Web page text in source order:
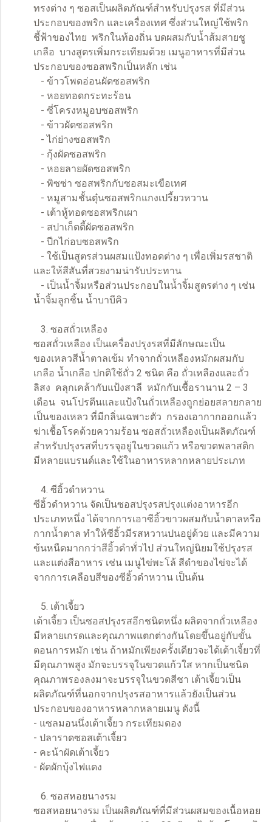
ทรงต่าง ๆ ซอสเป็นผลิตภัณฑ์สำหรับปรุงรส ที่มีส่วน
ประกอบของพริก และเครื่องเทศ ซึ่งส่วนใหญ่ใช้พริก
ชี้ฟ้าของไทย พริกในท้องถิ่น บดผสมกับน้ำส้มสายชู
เกลือ บางสูตรเพิ่มกระเทียมด้วย เมนูอาหารที่มีส่วน
ประกอบของซอสพริกเป็นหลัก เช่น
- ข้าวโพดอ่อนผัดซอสพริก
- หอยทอดกระทะร้อน
- ซี่โครงหมูอบซอสพริก
- ข้าวผัดซอสพริก
- ไก่ย่างซอสพริก
- กุ้งผัดซอสพริก
- หอยลายผัดซอสพริก
- พิซซ่า ซอสพริกกับซอสมะเขือเทศ
- หมูสามชั้นตุ๋นซอสพริกแกงเปรี้ยวหวาน
- เต้าหู้ทอดซอสพริกเผา
- สปาเก็ตตี้ผัดซอสพริก
- ปีกไก่อบซอสพริก
- ใช้เป็นสูตรส่วนผสมแป้งทอดต่าง ๆ เพื่อเพิ่มรสชาติ
และให้สีสันที่สวยงามน่ารับประทาน
- เป็นน้ำจิ้มหรือส่วนประกอบในน้ำจิ้มสูตรต่าง ๆ เช่น
น้ำจิ้มลูกชิ้น น้ำบาบีคิว
3. ซอสถั่วเหลือง
ซอสถั่วเหลือง เป็นเครื่องปรุงรสที่มีลักษณะเป็น
ของเหลวสีน้ำตาลเข้ม ทำจากถั่วเหลืองหมักผสมกับ
เกลือ น้ำเกลือ ปกติใช้ถั่ว 2 ชนิด คือ ถั่วเหลืองและถั่ว
ลิสง คลุกเคล้ากับแป้งสาลี หมักกับเชื้อรานาน 2 – 3
เดือน จนโปรตีนและแป้งในถั่วเหลืองถูกย่อยสลายกลาย
เป็นของเหลว ที่มีกลิ่นเฉพาะตัว กรองเอากากออกแล้ว
ฆ่าเชื้อโรคด้วยความร้อน ซอสถั่วเหลืองเป็นผลิตภัณฑ์
สำหรับปรุงรสที่บรรจุอยู่ในขวดแก้ว หรือขวดพลาสติก
มีหลายแบรนด์และใช้ในอาหารหลากหลายประเภท
4. ซีอิ้วดำหวาน
ซีอิ้วดำหวาน จัดเป็นซอสปรุงรสปรุงแต่งอาหารอีก
ประเภทหนึ่ง ได้จากการเอาซีอิ้วขาวผสมกับน้ำตาลหรือ
กากน้ำตาล ทำให้ซีอิ้วมีรสหวานปนอยู่ด้วย และมีความ
ข้นหนืดมากกว่าสีอิ้วดำทั่วไป ส่วนใหญ่นิยมใช้ปรุงรส
และแต่งสีอาหาร เช่น เมนูไข่พะโล้ สีดำของไข่จะได้
จากการเคลือบสีของซีอิ้วดำหวาน เป็นต้น
5. เต้าเจี้ยว
เต้าเจี้ยว เป็นซอสปรุงรสอีกชนิดหนึ่ง ผลิตจากถั่วเหลือง
มีหลายเกรดและคุณภาพแตกต่างกันโดยขึ้นอยู่กับขั้น
ตอนการหมัก เช่น ถ้าหมักเพียงครั้งเดียวจะได้เต้าเจี้ยวที่
มีคุณภาพสูง มักจะบรรจุในขวดแก้วใส หากเป็นชนิด
คุณภาพรองลงมาจะบรรจุในขวดสีชา เต้าเจี้ยวเป็น
ผลิตภัณฑ์ที่นอกจากปรุงรสอาหารแล้วยังเป็นส่วน
ประกอบของอาหารหลากหลายเมนู ดังนี้
- แซลมอนนึ่งเต้าเจี้ยว กระเทียมดอง
- ปลาราดซอสเต้าเจี้ยว
- คะน้าผัดเต้าเจี้ยว
- ผัดผักบุ้งไฟแดง
6. ซอสหอยนางรม
ซอสหอยนางรม เป็นผลิตภัณฑ์ที่มีส่วนผสมของเนื้อหอย